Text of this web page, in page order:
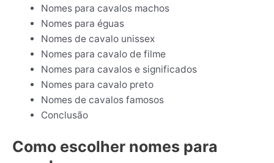
Nomes para cavalos machos
Nomes para éguas
Nomes de cavalo unissex
Nomes para cavalo de filme
Nomes para cavalos e significados
Nomes para cavalo preto
Nomes de cavalos famosos
Conclusão
Como escolher nomes para